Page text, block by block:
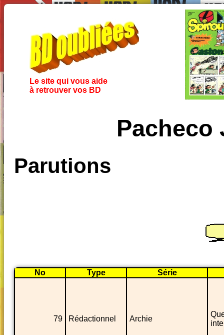
Le site qui vous aide
à retrouver vos BD
Pacheco
Parutions
No Type Série
79 Rédactionnel Archie